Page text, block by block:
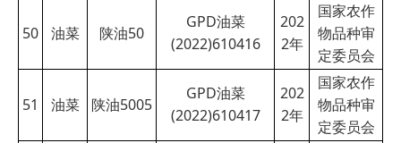
50 油菜 陕油50
GPD油菜
(2022)610416
202
2年
国家农作
物品种审
定委员会
51 油菜 陕油5005
GPD油菜
(2022)610417
202
2年
国家农作
物品种审
定委员会